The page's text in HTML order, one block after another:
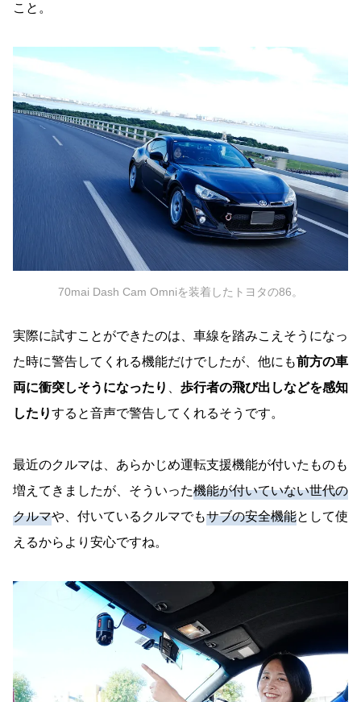
こと。
70mai Dash Cam Omniを装着したトヨタの86。
実際に試すことができたのは、車線を踏みこえそうになっ
た時に警告してくれる機能だけでしたが、他にも前方の車
両に衝突しそうになったり
歩行者の飛び出しなどを感知
したりすると音声で警告してくれるそうです。
最近のクルマは、あらかじめ運転支援機能が付いたものも
増えてきましたが、そういった機能が付いていない世代の
クルマや、付いているクルマでもサブの安全機能として使
えるからより安心ですね。